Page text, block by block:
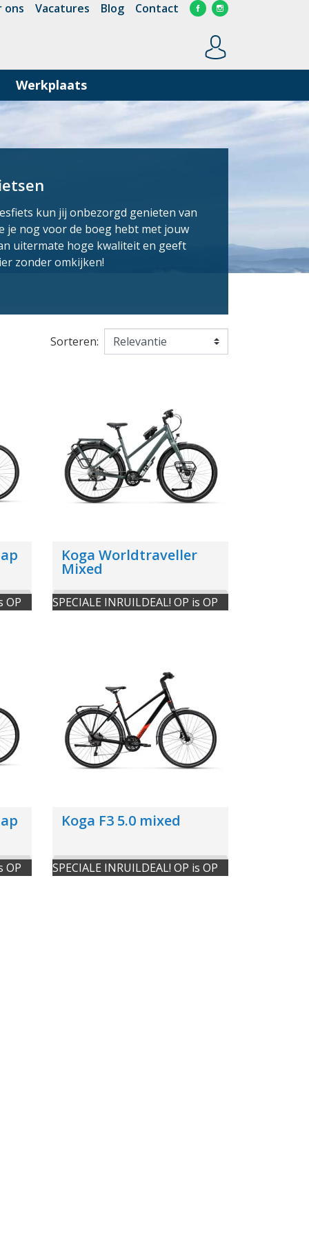
ons Vacatures Blog Contact
Werkplaats
kun jij onbezorgd genieten van
je nog voor de boeg hebt met jouw
uitermate hoge kwaliteit en geeft
zonder omkijken!
Sorteren:
OP
Koga Worldtraveller
Mixed
SPECIALE INRUILDEAL! OP is OP
OP
Koga F3 5.0 mixed
SPECIALE INRUILDEAL! OP is OP